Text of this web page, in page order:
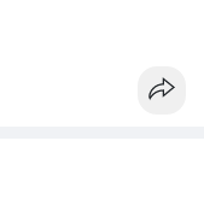
thế chấp để tối